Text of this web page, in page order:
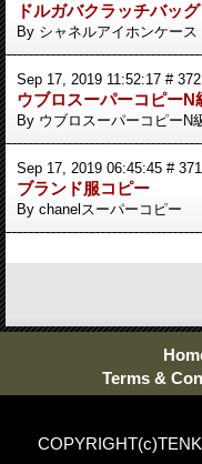
ドルガバクラッチバッグ
By シャネルアイホンケース
Sep 17, 2019 11:52:17 # 372
ウブロスーパーコピーN
By ウブロスーパーコピーN
Sep 17, 2019 06:45:45 # 371
ブランド服コピー
By chanelスーパーコピー
Terms &